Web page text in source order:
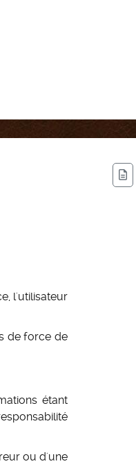
l'utilisateur
de force de
étant
ou d'une